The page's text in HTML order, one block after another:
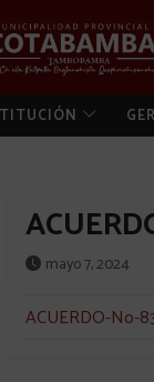
mayo 7, 2024
ACUERDO-No-